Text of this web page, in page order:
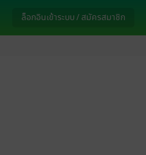
ล็อกอินเข้าระบบ / สมัครสมาชิก